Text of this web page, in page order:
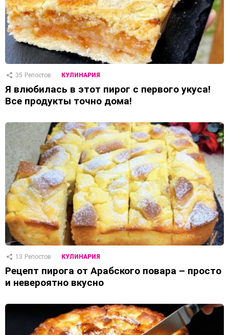
35 Репостов КУЛИНАРИЯ
Я влюбилась в этот пирог с первого укуса!
Все продукты точно дома!
13 Репостов КУЛИНАРИЯ
Рецепт пирога от Арабского повара – просто
и невероятно вкусно